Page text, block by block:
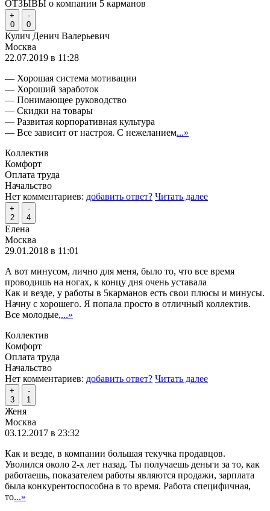
ОТЗЫВЫ о компании 5 карманов
+
0
-
0
Кулич Денич Валерьевич
Москва
22.07.2019 в 11:28
— Хорошая система мотивации
— Хороший заработок
— Понимающее руководство
— Скидки на товары
— Развитая корпоративная культура
— Все зависит от настроя. С нежеланием...»
Коллектив
Комфорт
Оплата труда
Начальство
Нет комментариев: добавить ответ? Читать далее
+
2
-
4
Елена
Москва
29.01.2018 в 11:01
А вот минусом, лично для меня, было то, что все время
проводишь на ногах, к концу дня очень уставала
Как и везде, у работы в 5карманов есть свои плюсы и минусы.
Начну с хорошего. Я попала просто в отличный коллектив.
Все молодые,...»
Коллектив
Комфорт
Оплата труда
Начальство
Нет комментариев: добавить ответ? Читать далее
+
3
-
1
Женя
Москва
03.12.2017 в 23:32
Как и везде, в компании большая текучка продавцов.
Уволился около 2-х лет назад. Ты получаешь деньги за то, как
работаешь, показателем работы являются продажи, зарплата
была конкурентоспособна в то время. Работа специфичная,
то...»